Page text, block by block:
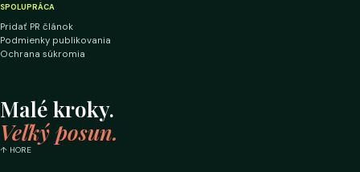
SPOLUPRÁCA
Pridať PR článok
Podmienky publikovania
Ochrana súkromia
Malé kroky.
Veľký posun.
↑ HORE